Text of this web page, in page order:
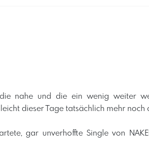
nahe und die ein wenig weiter
dieser Tage tatsächlich mehr noch
gar unverhoffte Single von